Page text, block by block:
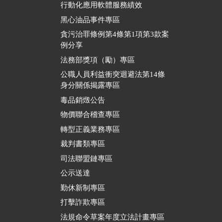
行動化應用軟體服務績效
黑心油品事件專區
貪污治罪條例第4條第1項第3款案
例分享
法務部獎項（勵）專區
公職人員利益衝突迴避法第14條
身分關係揭露專區
毒品銷燬公告
物價聯合稽查專區
轉型正義業務專區
裁判書類專區
司法聯盟鏈專區
公示送達
勤休新制專區
打擊詐欺專區
法規命令草案年度立法計畫專區